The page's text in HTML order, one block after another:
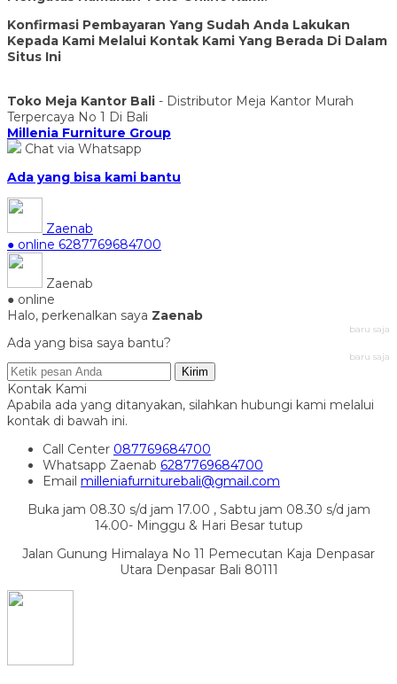
Konfirmasi Pembayaran Yang Sudah Anda Lakukan
Kepada Kami Melalui Kontak Kami Yang Berada Di Dalam
Situs Ini
Toko Meja Kantor Bali - Distributor Meja Kantor Murah
Terpercaya No 1 Di Bali
Millenia Furniture Group
Chat via Whatsapp
Ada yang bisa kami bantu
Zaenab
● online 6287769684700
Zaenab
● online
Halo, perkenalkan saya Zaenab
baru saja
Ada yang bisa saya bantu?
baru saja
Kirim
Kontak Kami
Apabila ada yang ditanyakan, silahkan hubungi kami melalui
kontak di bawah ini.
Call Center 087769684700
Whatsapp Zaenab 6287769684700
Email milleniafurniturebali@gmail.com
Buka jam 08.30 s/d jam 17.00 , Sabtu jam 08.30 s/d jam
14.00- Minggu & Hari Besar tutup
Jalan Gunung Himalaya No 11 Pemecutan Kaja Denpasar
Utara Denpasar Bali 80111